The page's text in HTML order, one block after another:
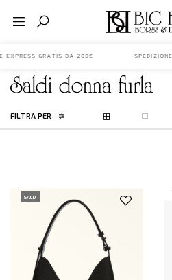
EXPRESS GRATIS DA 200€
saldi donnafurla
FILTRA PER
SALDI